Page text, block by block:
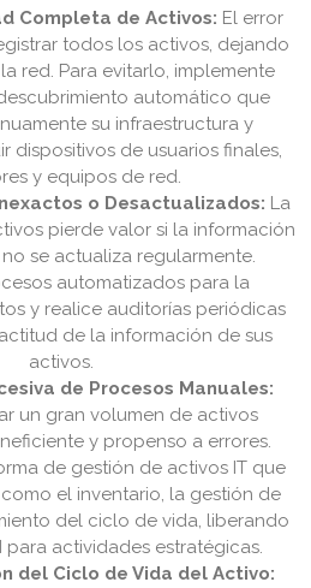
Completa de Activos: El error
todos los activos, dejando
red. Para evitarlo, implemente
automático que
su infraestructura y
dispositivos de usuarios finales,
y equipos de red.
o Desactualizados: La
pierde valor si la información
se actualiza regularmente.
automatizados para la
y realice auditorías periódicas
de la información de sus
activos.
de Procesos Manuales:
un gran volumen de activos
y propenso a errores.
de gestión de activos IT que
el inventario, la gestión de
del ciclo de vida, liberando
para actividades estratégicas.
del Ciclo de Vida del Activo: